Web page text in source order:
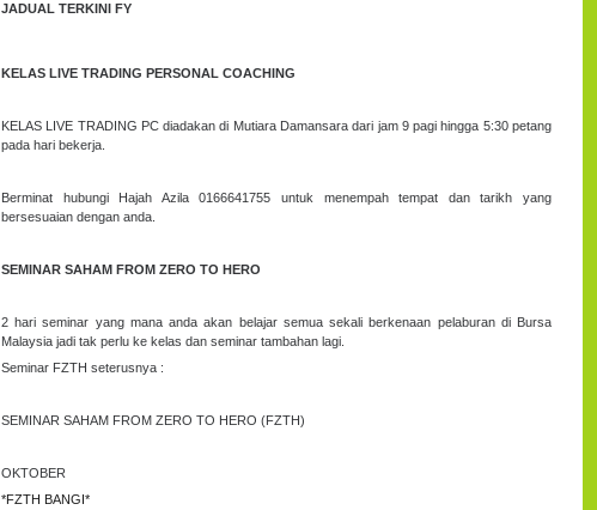
JADUAL TERKINI FY
KELAS LIVE TRADING PERSONAL COACHING
KELAS LIVE TRADING PC diadakan di Mutiara Damansara dari jam 9 pagi hingga 5:30 petang
pada hari bekerja.
Berminat hubungi Hajah Azila 0166641755 untuk menempah tempat dan tarikh yang
bersesuaian dengan anda.
SEMINAR SAHAM FROM ZERO TO HERO
2 hari seminar yang mana anda akan belajar semua sekali berkenaan pelaburan di Bursa
Malaysia jadi tak perlu ke kelas dan seminar tambahan lagi.
Seminar FZTH seterusnya :
SEMINAR SAHAM FROM ZERO TO HERO (FZTH)
OKTOBER
*FZTH BANGI*